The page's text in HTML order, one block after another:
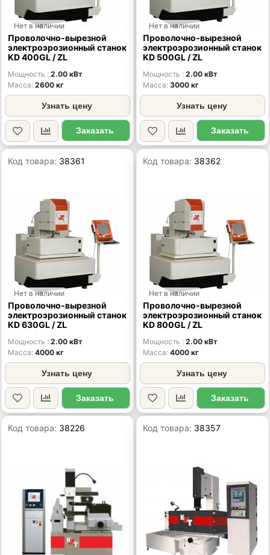
Нет в наличии
Проволочно-вырезной
электроэрозионный станок
KD 400GL / ZL
Мощность
2.00 кВт
Масса 2600 кг
Узнать цену
Заказать
Нет в наличии
Проволочно-вырезной
электроэрозионный станок
KD 500GL / ZL
Мощность
2.00 кВт
Масса 3000 кг
Узнать цену
Заказать
Код товара: 38361
Нет в наличии
Проволочно-вырезной
электроэрозионный станок
KD 630GL / ZL
Мощность
2.00 кВт
Масса 4000 кг
Узнать цену
Заказать
Код товара: 38362
Нет в наличии
Проволочно-вырезной
электроэрозионный станок
KD 800GL / ZL
Мощность
2.00 кВт
Масса 4000 кг
Узнать цену
Заказать
Код товара: 38226 Код товара: 38357